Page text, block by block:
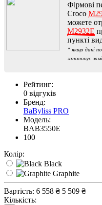
Фірмові
Croco
можете
M2932E
пункті
* якщо дані
запопонує
Рейтинг:
0 відгуків
Бренд:
BaByliss PRO
Модель:
BAB3550E
100
Колір:
Black
Graphite
Вартість: 6 558 ₴ 5 509 ₴
Кількість: